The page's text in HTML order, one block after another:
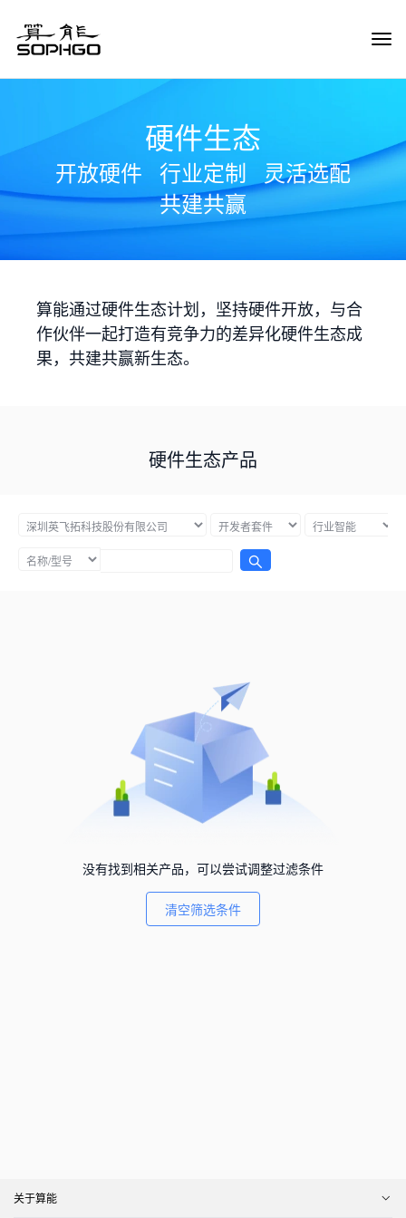
硬件生态
开放硬件 行业定制
灵活选配
共建共赢
算能通过硬件生态计划，坚持硬件开放，与合
作伙伴一起打造有竞争力的差异化硬件生态成
果，共建共赢新生态。
硬件生态产品
没有找到相关产品，可以尝试调整过滤条件
清空筛选条件
关于算能